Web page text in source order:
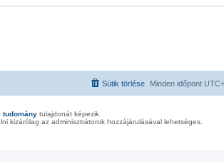
Minden időpont
Sütik törlése
tudomány tulajdonát képezik.
kizárólag az adminisztrátorok hozzájárulásával lehetséges.